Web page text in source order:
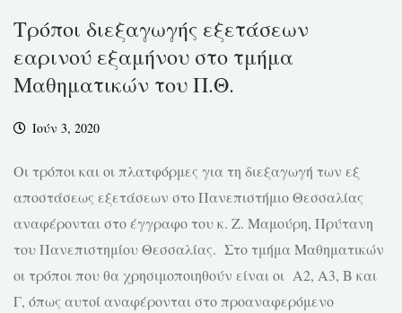
Τρόποι διεξαγωγής εξετάσεων
εαρινού εξαμήνου στο τμήμα
Μαθηματικών του Π.Θ.
Ιούν 3, 2020
Οι τρόποι και οι πλατφόρμες για τη διεξαγωγή των εξ
αποστάσεως εξετάσεων στο Πανεπιστήμιο Θεσσαλίας
αναφέρονται στο έγγραφο του κ. Ζ. Μαμούρη, Πρύτανη
του Πανεπιστημίου Θεσσαλίας. Στο τμήμα Μαθηματικών
οι τρόποι που θα χρησιμοποιηθούν είναι οι Α2, A3, Β και
Γ, όπως αυτοί αναφέρονται στο προαναφερόμενο